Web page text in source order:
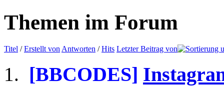
Themen im Forum
Titel /Erstellt von Antworten /Hits Letzter Beitrag von
[BBCODES]